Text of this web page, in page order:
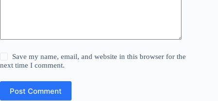
Save my name, email, and website in this browser for the
next time I comment.
Post Comment